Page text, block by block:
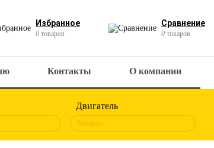
Избранное
0 товаров
Сравнение
0 товаров
Контакты О компании
Двигатель
Выбрать